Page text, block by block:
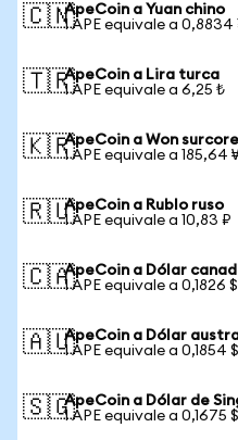
🇨🇳ApeCoin a Yuan chino
1 APE equivale a 0,8834
🇹🇷ApeCoin a Lira turca
1 APE equivale a 6,25 ₺
🇰🇷ApeCoin a Won
1 APE equivale a 185,64
🇷🇺ApeCoin a Rublo ruso
1 APE equivale a 10,83 ₽
🇨🇦ApeCoin a Dólar
1 APE equivale a 0,1826 $
🇦🇺ApeCoin a Dólar
1 APE equivale a 0,1854 $
🇸🇬ApeCoin a Dólar de
1 APE equivale a 0,1675 $